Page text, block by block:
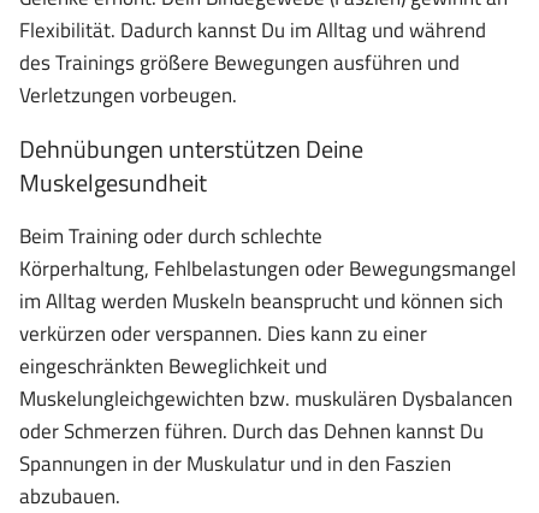
Flexibilität. Dadurch kannst Du im Alltag und während
des Trainings größere Bewegungen ausführen und
Verletzungen vorbeugen.
Dehnübungen unterstützen Deine
Muskelgesundheit
Beim Training oder durch schlechte
Körperhaltung, Fehlbelastungen oder Bewegungsmangel
im Alltag werden Muskeln beansprucht und können sich
verkürzen oder verspannen. Dies kann zu einer
eingeschränkten Beweglichkeit und
Muskelungleichgewichten bzw. muskulären Dysbalancen
oder Schmerzen führen. Durch das Dehnen kannst Du
Spannungen in der Muskulatur und in den Faszien
abzubauen.